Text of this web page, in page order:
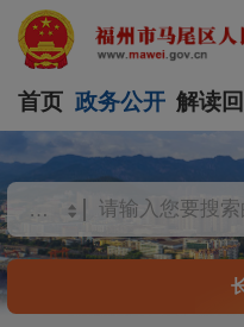
首页 政务公开 解读